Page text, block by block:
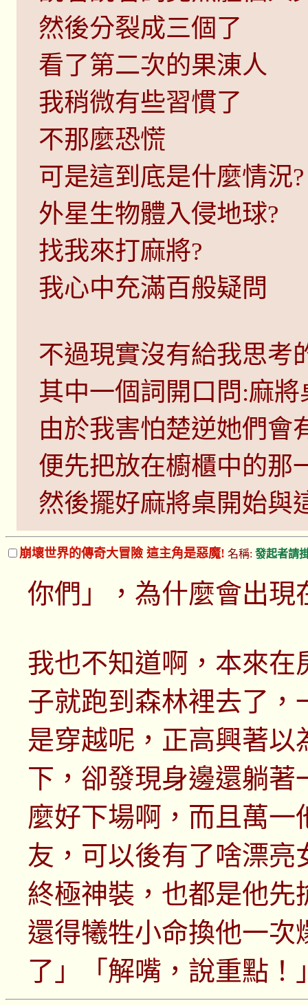
然後分裂成三個了
看了第二次的果涷人
我稍微有些習慣了
不那麼恐慌
可是這到底是什麼情況?
外星生物體入侵地球?
找我來打麻將?
我心中充滿百般疑問
不過現實沒有給我思考
其中一個詞開口問:麻將
由於我害怕楚逆她們會
便先把放在櫥櫃中的那
然後擺好麻將桌開始與
崩壞世界的傳奇大冒險 這主角是惡魔! 名稱: 發起者請
你們」，為什麼會出現
我也不知道啊，本來在
子就跑到森林裡去了
是穿越呢，正高興著
下，卻發現身邊還躺
麼好下場啊，而且萬
友，可以後有了啥漂
終極神裝，也都是他先
還得犧牲小命換他一次
了」「解嘴，說重點！